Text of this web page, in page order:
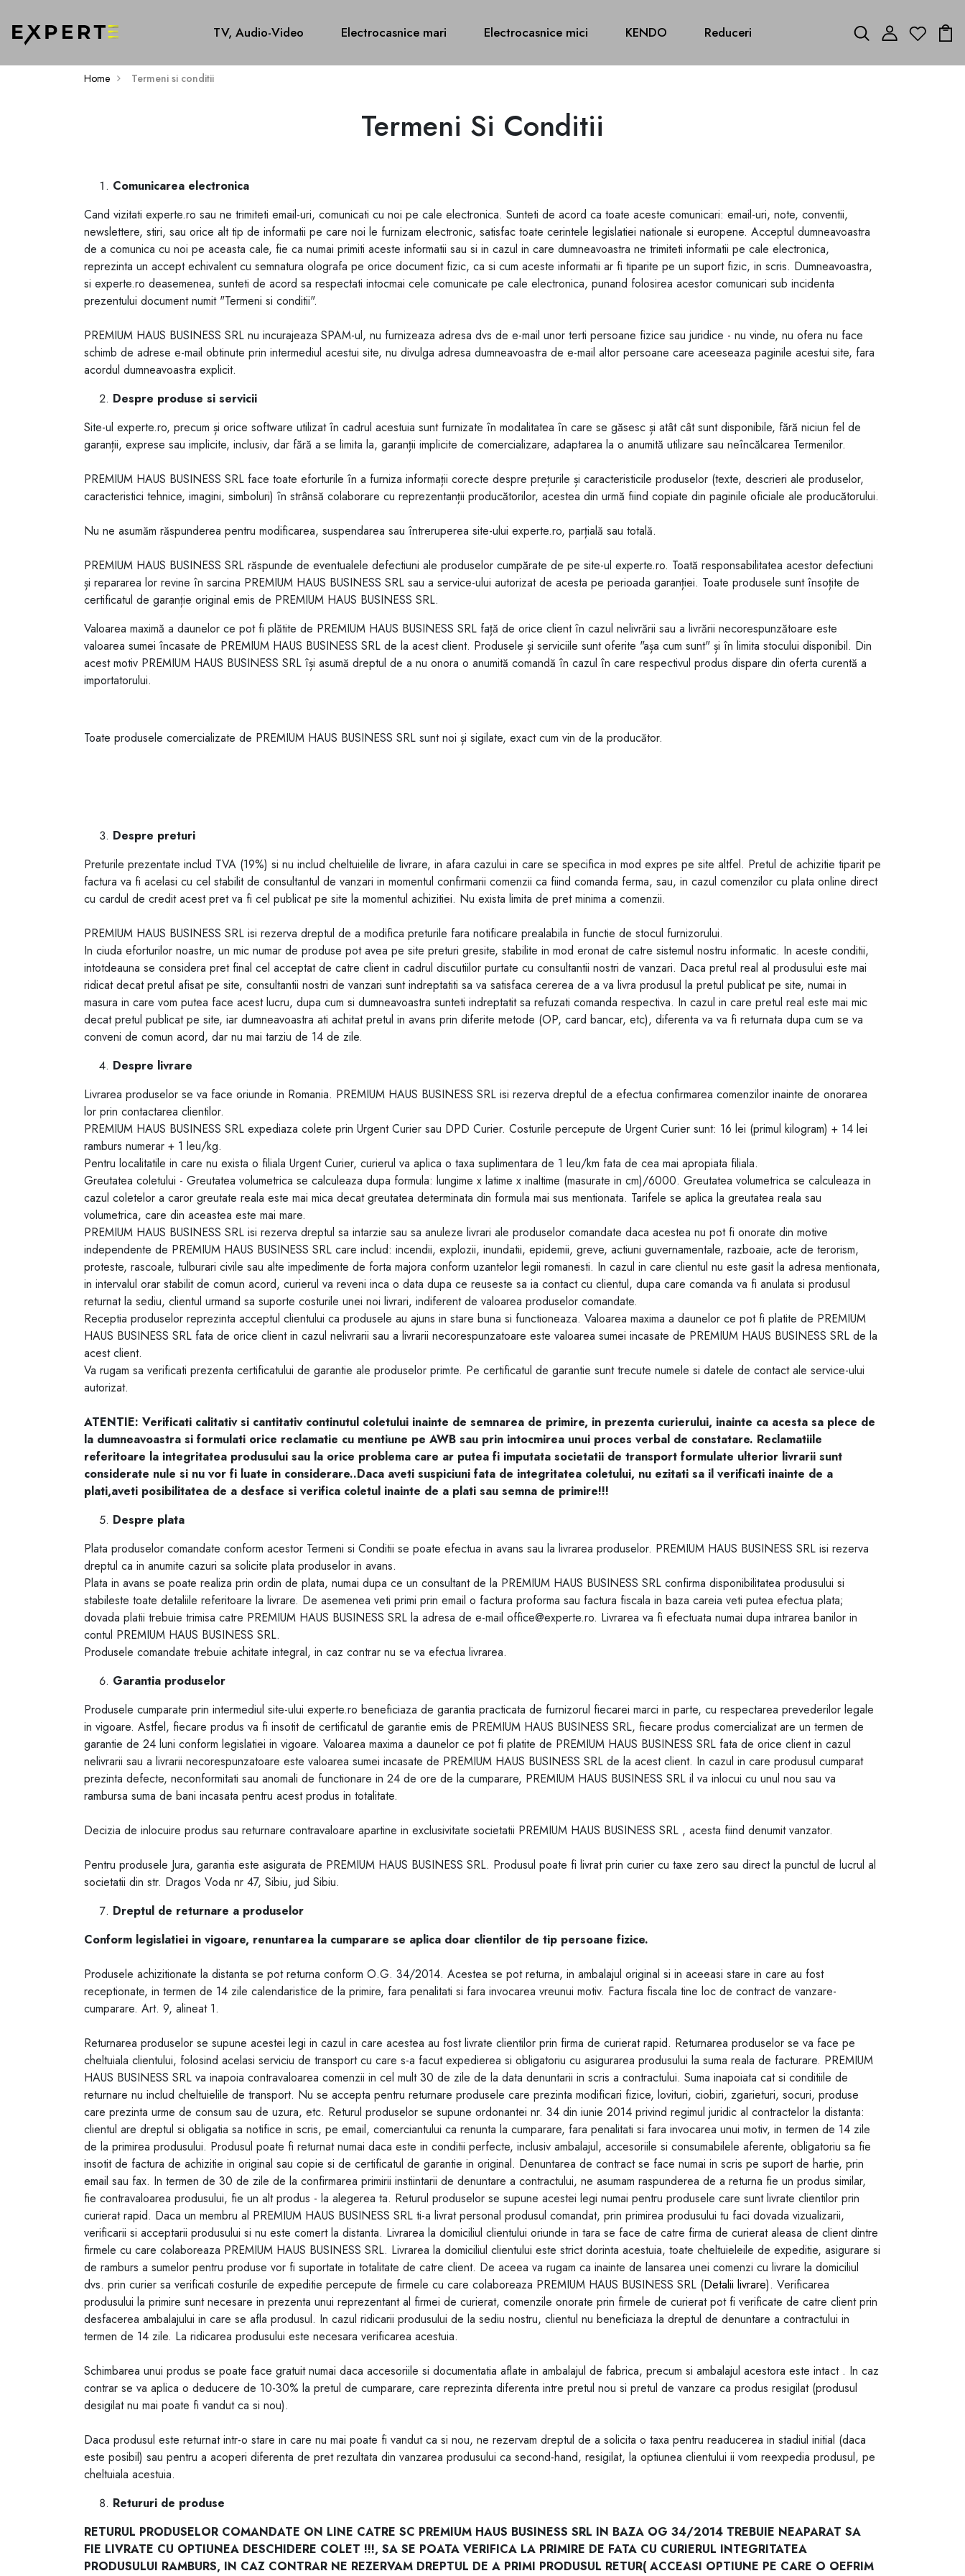
TV, Audio-Video Electrocasnice mari Electrocasnice mici KENDO Reduceri
Home Termeni si conditii
Termeni Si Conditii
Comunicarea electronica
Cand vizitati experte.ro sau ne trimiteti email-uri, comunicati cu noi pe cale electronica. Sunteti de acord ca toate aceste comunicari: email-uri, note, conventii,
newslettere, stiri, sau orice alt tip de informatii pe care noi le furnizam electronic, satisfac toate cerintele legislatiei nationale si europene. Acceptul dumneavoastra
de a comunica cu noi pe aceasta cale, fie ca numai primiti aceste informatii sau si in cazul in care dumneavoastra ne trimiteti informatii pe cale electronica,
reprezinta un accept echivalent cu semnatura olografa pe orice document fizic, ca si cum aceste informatii ar fi tiparite pe un suport fizic, in scris. Dumneavoastra,
si experte.ro deasemenea, sunteti de acord sa respectati intocmai cele comunicate pe cale electronica, punand folosirea acestor comunicari sub incidenta
prezentului document numit "Termeni si conditii".
PREMIUM HAUS BUSINESS SRL nu incurajeaza SPAM-ul, nu furnizeaza adresa dvs de e-mail unor terti persoane fizice sau juridice - nu vinde, nu ofera nu face
schimb de adrese e-mail obtinute prin intermediul acestui site, nu divulga adresa dumneavoastra de e-mail altor persoane care aceeseaza paginile acestui site, fara
acordul dumneavoastra explicit.
Despre produse si servicii
Site-ul experte.ro, precum și orice software utilizat în cadrul acestuia sunt furnizate în modalitatea în care se găsesc și atât cât sunt disponibile, fără niciun fel de
garanții, exprese sau implicite, inclusiv, dar fără a se limita la, garanții implicite de comercializare, adaptarea la o anumită utilizare sau neîncălcarea Termenilor.
PREMIUM HAUS BUSINESS SRL face toate eforturile în a furniza informații corecte despre prețurile și caracteristicile produselor (texte, descrieri ale produselor,
caracteristici tehnice, imagini, simboluri) în strânsă colaborare cu reprezentanții producătorilor, acestea din urmă fiind copiate din paginile oficiale ale producătorului.
Nu ne asumăm răspunderea pentru modificarea, suspendarea sau întreruperea site-ului experte.ro, parțială sau totală.
PREMIUM HAUS BUSINESS SRL răspunde de eventualele defectiuni ale produselor cumpărate de pe site-ul experte.ro. Toată responsabilitatea acestor defectiuni
și repararea lor revine în sarcina PREMIUM HAUS BUSINESS SRL sau a service-ului autorizat de acesta pe perioada garanției. Toate produsele sunt însoțite de
certificatul de garanție original emis de PREMIUM HAUS BUSINESS SRL.
Valoarea maximă a daunelor ce pot fi plătite de PREMIUM HAUS BUSINESS SRL față de orice client în cazul nelivrării sau a livrării necorespunzătoare este
valoarea sumei încasate de PREMIUM HAUS BUSINESS SRL de la acest client. Produsele și serviciile sunt oferite "așa cum sunt" și în limita stocului disponibil. Din
acest motiv PREMIUM HAUS BUSINESS SRL își asumă dreptul de a nu onora o anumită comandă în cazul în care respectivul produs dispare din oferta curentă a
importatorului.
Toate produsele comercializate de PREMIUM HAUS BUSINESS SRL sunt noi și sigilate, exact cum vin de la producător.
Despre preturi
Preturile prezentate includ TVA (19%) si nu includ cheltuielile de livrare, in afara cazului in care se specifica in mod expres pe site altfel. Pretul de achizitie tiparit pe
factura va fi acelasi cu cel stabilit de consultantul de vanzari in momentul confirmarii comenzii ca fiind comanda ferma, sau, in cazul comenzilor cu plata online direct
cu cardul de credit acest pret va fi cel publicat pe site la momentul achizitiei. Nu exista limita de pret minima a comenzii.
PREMIUM HAUS BUSINESS SRL isi rezerva dreptul de a modifica preturile fara notificare prealabila in functie de stocul furnizorului.
In ciuda eforturilor noastre, un mic numar de produse pot avea pe site preturi gresite, stabilite in mod eronat de catre sistemul nostru informatic. In aceste conditii,
intotdeauna se considera pret final cel acceptat de catre client in cadrul discutiilor purtate cu consultantii nostri de vanzari. Daca pretul real al produsului este mai
ridicat decat pretul afisat pe site, consultantii nostri de vanzari sunt indreptatiti sa va satisfaca cererea de a va livra produsul la pretul publicat pe site, numai in
masura in care vom putea face acest lucru, dupa cum si dumneavoastra sunteti indreptatit sa refuzati comanda respectiva. In cazul in care pretul real este mai mic
decat pretul publicat pe site, iar dumneavoastra ati achitat pretul in avans prin diferite metode (OP, card bancar, etc), diferenta va va fi returnata dupa cum se va
conveni de comun acord, dar nu mai tarziu de 14 de zile.
Despre livrare
Livrarea produselor se va face oriunde in Romania. PREMIUM HAUS BUSINESS SRL isi rezerva dreptul de a efectua confirmarea comenzilor inainte de onorarea
lor prin contactarea clientilor.
PREMIUM HAUS BUSINESS SRL expediaza colete prin Urgent Curier sau DPD Curier. Costurile percepute de Urgent Curier sunt: 16 lei (primul kilogram) + 14 lei
ramburs numerar + 1 leu/kg.
Pentru localitatile in care nu exista o filiala Urgent Curier, curierul va aplica o taxa suplimentara de 1 leu/km fata de cea mai apropiata filiala.
Greutatea coletului - Greutatea volumetrica se calculeaza dupa formula: lungime x latime x inaltime (masurate in cm)/6000. Greutatea volumetrica se calculeaza in
cazul coletelor a caror greutate reala este mai mica decat greutatea determinata din formula mai sus mentionata. Tarifele se aplica la greutatea reala sau
volumetrica, care din aceastea este mai mare.
PREMIUM HAUS BUSINESS SRL isi rezerva dreptul sa intarzie sau sa anuleze livrari ale produselor comandate daca acestea nu pot fi onorate din motive
independente de PREMIUM HAUS BUSINESS SRL care includ: incendii, explozii, inundatii, epidemii, greve, actiuni guvernamentale, razboaie, acte de terorism,
proteste, rascoale, tulburari civile sau alte impedimente de forta majora conform uzantelor legii romanesti. In cazul in care clientul nu este gasit la adresa mentionata,
in intervalul orar stabilit de comun acord, curierul va reveni inca o data dupa ce reuseste sa ia contact cu clientul, dupa care comanda va fi anulata si produsul
returnat la sediu, clientul urmand sa suporte costurile unei noi livrari, indiferent de valoarea produselor comandate.
Receptia produselor reprezinta acceptul clientului ca produsele au ajuns in stare buna si functioneaza. Valoarea maxima a daunelor ce pot fi platite de PREMIUM
HAUS BUSINESS SRL fata de orice client in cazul nelivrarii sau a livrarii necorespunzatoare este valoarea sumei incasate de PREMIUM HAUS BUSINESS SRL de la
acest client.
Va rugam sa verificati prezenta certificatului de garantie ale produselor primte. Pe certificatul de garantie sunt trecute numele si datele de contact ale service-ului
autorizat.
ATENTIE: Verificati calitativ si cantitativ continutul coletului inainte de semnarea de primire, in prezenta curierului, inainte ca acesta sa plece de
la dumneavoastra si formulati orice reclamatie cu mentiune pe AWB sau prin intocmirea unui proces verbal de constatare. Reclamatiile
referitoare la integritatea produsului sau la orice problema care ar putea fi imputata societatii de transport formulate ulterior livrarii sunt
considerate nule si nu vor fi luate in considerare..Daca aveti suspiciuni fata de integritatea coletului, nu ezitati sa il verificati inainte de a
plati,aveti posibilitatea de a desface si verifica coletul inainte de a plati sau semna de primire!!!
Despre plata
Plata produselor comandate conform acestor Termeni si Conditii se poate efectua in avans sau la livrarea produselor. PREMIUM HAUS BUSINESS SRL isi rezerva
dreptul ca in anumite cazuri sa solicite plata produselor in avans.
Plata in avans se poate realiza prin ordin de plata, numai dupa ce un consultant de la PREMIUM HAUS BUSINESS SRL confirma disponibilitatea produsului si
stabileste toate detaliile referitoare la livrare. De asemenea veti primi prin email o factura proforma sau factura fiscala in baza careia veti putea efectua plata;
dovada platii trebuie trimisa catre PREMIUM HAUS BUSINESS SRL la adresa de e-mail office@experte.ro. Livrarea va fi efectuata numai dupa intrarea banilor in
contul PREMIUM HAUS BUSINESS SRL.
Produsele comandate trebuie achitate integral, in caz contrar nu se va efectua livrarea.
Garantia produselor
Produsele cumparate prin intermediul site-ului experte.ro beneficiaza de garantia practicata de furnizorul fiecarei marci in parte, cu respectarea prevederilor legale
in vigoare. Astfel, fiecare produs va fi insotit de certificatul de garantie emis de PREMIUM HAUS BUSINESS SRL, fiecare produs comercializat are un termen de
garantie de 24 luni conform legislatiei in vigoare. Valoarea maxima a daunelor ce pot fi platite de PREMIUM HAUS BUSINESS SRL fata de orice client in cazul
nelivrarii sau a livrarii necorespunzatoare este valoarea sumei incasate de PREMIUM HAUS BUSINESS SRL de la acest client. In cazul in care produsul cumparat
prezinta defecte, neconformitati sau anomali de functionare in 24 de ore de la cumparare, PREMIUM HAUS BUSINESS SRL il va inlocui cu unul nou sau va
rambursa suma de bani incasata pentru acest produs in totalitate.
Decizia de inlocuire produs sau returnare contravaloare apartine in exclusivitate societatii PREMIUM HAUS BUSINESS SRL , acesta fiind denumit vanzator.
Pentru produsele Jura, garantia este asigurata de PREMIUM HAUS BUSINESS SRL. Produsul poate fi livrat prin curier cu taxe zero sau direct la punctul de lucrul al
societatii din str. Dragos Voda nr 47, Sibiu, jud Sibiu.
Dreptul de returnare a produselor
Conform legislatiei in vigoare, renuntarea la cumparare se aplica doar clientilor de tip persoane fizice.
Produsele achizitionate la distanta se pot returna conform O.G. 34/2014. Acestea se pot returna, in ambalajul original si in aceeasi stare in care au fost
receptionate, in termen de 14 zile calendaristice de la primire, fara penalitati si fara invocarea vreunui motiv. Factura fiscala tine loc de contract de vanzare-
cumparare. Art. 9, alineat 1.
Returnarea produselor se supune acestei legi in cazul in care acestea au fost livrate clientilor prin firma de curierat rapid. Returnarea produselor se va face pe
cheltuiala clientului, folosind acelasi serviciu de transport cu care s-a facut expedierea si obligatoriu cu asigurarea produsului la suma reala de facturare. PREMIUM
HAUS BUSINESS SRL va inapoia contravaloarea comenzii in cel mult 30 de zile de la data denuntarii in scris a contractului. Suma inapoiata cat si conditiile de
returnare nu includ cheltuielile de transport. Nu se accepta pentru returnare produsele care prezinta modificari fizice, lovituri, ciobiri, zgarieturi, socuri, produse
care prezinta urme de consum sau de uzura, etc. Returul produselor se supune ordonantei nr. 34 din iunie 2014 privind regimul juridic al contractelor la distanta:
clientul are dreptul si obligatia sa notifice in scris, pe email, comerciantului ca renunta la cumparare, fara penalitati si fara invocarea unui motiv, in termen de 14 zile
de la primirea produsului. Produsul poate fi returnat numai daca este in conditii perfecte, inclusiv ambalajul, accesoriile si consumabilele aferente, obligatoriu sa fie
insotit de factura de achizitie in original sau copie si de certificatul de garantie in original. Denuntarea de contract se face numai in scris pe suport de hartie, prin
email sau fax. In termen de 30 de zile de la confirmarea primirii instiintarii de denuntare a contractului, ne asumam raspunderea de a returna fie un produs similar,
fie contravaloarea produsului, fie un alt produs - la alegerea ta. Returul produselor se supune acestei legi numai pentru produsele care sunt livrate clientilor prin
curierat rapid. Daca un membru al PREMIUM HAUS BUSINESS SRL ti-a livrat personal produsul comandat, prin primirea produsului tu faci dovada vizualizarii,
verificarii si acceptarii produsului si nu este comert la distanta. Livrarea la domiciliul clientului oriunde in tara se face de catre firma de curierat aleasa de client dintre
firmele cu care colaboreaza PREMIUM HAUS BUSINESS SRL. Livrarea la domiciliul clientului este strict dorinta acestuia, toate cheltuieleile de expeditie, asigurare si
de ramburs a sumelor pentru produse vor fi suportate in totalitate de catre client. De aceea va rugam ca inainte de lansarea unei comenzi cu livrare la domiciliul
dvs. prin curier sa verificati costurile de expeditie percepute de firmele cu care colaboreaza PREMIUM HAUS BUSINESS SRL (Detalii livrare). Verificarea
produsului la primire sunt necesare in prezenta unui reprezentant al firmei de curierat, comenzile onorate prin firmele de curierat pot fi verificate de catre client prin
desfacerea ambalajului in care se afla produsul. In cazul ridicarii produsului de la sediu nostru, clientul nu beneficiaza la dreptul de denuntare a contractului in
termen de 14 zile. La ridicarea produsului este necesara verificarea acestuia.
Schimbarea unui produs se poate face gratuit numai daca accesoriile si documentatia aflate in ambalajul de fabrica, precum si ambalajul acestora este intact . In caz
contrar se va aplica o deducere de 10-30% la pretul de cumparare, care reprezinta diferenta intre pretul nou si pretul de vanzare ca produs resigilat (produsul
desigilat nu mai poate fi vandut ca si nou).
Daca produsul este returnat intr-o stare in care nu mai poate fi vandut ca si nou, ne rezervam dreptul de a solicita o taxa pentru readucerea in stadiul initial (daca
este posibil) sau pentru a acoperi diferenta de pret rezultata din vanzarea produsului ca second-hand, resigilat, la optiunea clientului ii vom reexpedia produsul, pe
cheltuiala acestuia.
Retururi de produse
RETURUL PRODUSELOR COMANDATE ON LINE CATRE SC PREMIUM HAUS BUSINESS SRL IN BAZA OG 34/2014 TREBUIE NEAPARAT SA
FIE LIVRATE CU OPTIUNEA DESCHIDERE COLET !!!, SA SE POATA VERIFICA LA PRIMIRE DE FATA CU CURIERUL INTEGRITATEA
PRODUSULUI RAMBURS, IN CAZ CONTRAR NE REZERVAM DREPTUL DE A PRIMI PRODUSUL RETUR( ACCEASI OPTIUNE PE CARE O OEFRIM